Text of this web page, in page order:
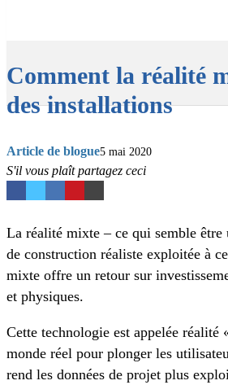
Comment la réalité
des installations
Article de blogue5 mai 2020
S'il vous plaît partagez ceci
La réalité mixte – ce qui semble
de construction réaliste exploitée à
mixte offre un retour sur
et physiques.
Cette technologie est appelée
monde réel pour plonger les
rend les données de projet plus